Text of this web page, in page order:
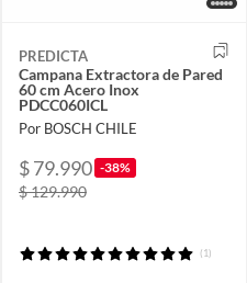
PREDICTA
Campana Extractora de Pared
60 cm Acero Inox
PDCC060ICL
Por BOSCH CHILE
$ 79.990 -38%
$ 129.990
(1)